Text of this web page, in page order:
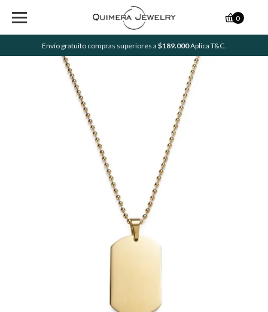
Envío gratuito compras superiores a $189.000Aplica T&C.
0